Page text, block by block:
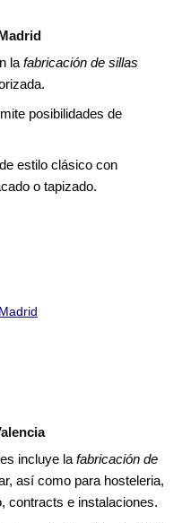
la fabricación de sillas
posibilidades de
estilo clásico con
o tapizado.
incluye la fabricación de
así como para hosteleria,
contracts e instalaciones.